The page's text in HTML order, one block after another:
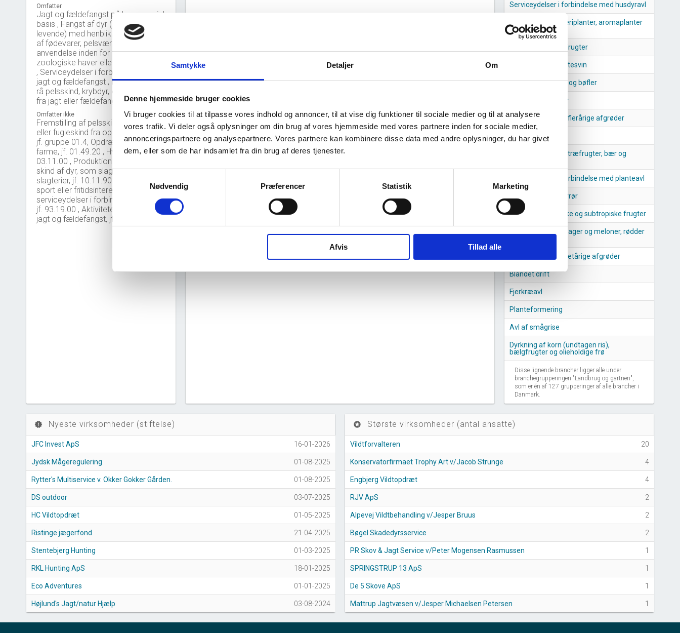
Samtykke Detaljer Om
Denne hjemmeside bruger cookies
Vi bruger cookies til at tilpasse vores indhold og annoncer, til at vise dig funktioner til sociale medier og til at analysere
vores trafik. Vi deler også oplysninger om din brug af vores hjemmeside med vores partnere inden for sociale medier,
annonceringspartnere og analysepartnere. Vores partnere kan kombinere disse data med andre oplysninger, du har givet
dem, eller som de har indsamlet fra din brug af deres tjenester.
Samtykkevalg
Nødvendig
Præferencer Statistik Marketing
Afvis Tillad alle
Omfatter
Jagt og fældefangst på kommerciel
basis , Fangst af dyr (døde eller
levende) med henblik på produktion
af fødevarer, pelsværk, skind eller
anvendelse inden for forskning, i
zoologiske haver eller som kæledyr
, Serviceydelser i forbindelse med
jagt og fældefangst , Fremstilling af
rå pelsskind, krybdyr, eller fugleskind
fra jagt eller fældefangst
Omfatter ikke
Fremstilling af pelsskind, krybdyr,
eller fugleskind fra opdrættede dyr,
jf. gruppe 01.4, Opdræt af vildtdyr på
farme, jf. 01.49.20 , Hvalfangst, jf.
03.11.00 , Produktion af huder og
skind af dyr, som slagtes på
slagterier, jf. 10.11.90 , Jagt som
sport eller fritidsinteresse og
serviceydelser i forbindelse hermed,
jf. 93.19.00 , Aktiviteter til fremme af
jagt og fældefangst, jf. 94.99.00
2016 2017 2018 2019 2020 2021 2022 2023 2024 2025 2026
7,5
10,0
Serviceydelser i forbindelse med husdyravl
Dyrkning af krydderiplanter, aromaplanter
og lægeplanter
Dyrkning af citrusfrugter
Produktion af slagtesvin
Avl af andet kvæg og bøfler
Avl af får og geder
Dyrkning af andre flerårige afgrøder
Dyrkning af tobak
Dyrkning af andre træfrugter, bær og
Serviceydelser i forbindelse med planteavl
Dyrkning af sukkerrør
Dyrkning af tropiske og subtropiske frugter
Dyrkning af grøntsager og meloner, rødder
Dyrkning af andre etårige afgrøder
Blandet drift
Fjerkræavl
Planteformering
Avl af smågrise
Dyrkning af korn (undtagen ris),
bælgfrugter og olieholdige frø
Disse lignende brancher ligger alle under
branchegrupperingen "Landbrug og gartneri",
som er én af 127 grupperinger af alle brancher i
Danmark.
new_releases Nyeste virksomheder (stiftelse)
JFC Invest ApS 16-01-2026
Jydsk Mågeregulering 01-08-2025
Rytter's Multiservice v. Okker Gokker Gården. 01-08-2025
DS outdoor 03-07-2025
HC Vildtopdræt 01-05-2025
Ristinge jægerfond 21-04-2025
Stentebjerg Hunting 01-03-2025
RKL Hunting ApS 18-01-2025
Eco Adventures 01-01-2025
Højlund's Jagt/natur Hjælp 03-08-2024
stars Største virksomheder (antal ansatte)
Vildtforvalteren 20
Konservatorfirmaet Trophy Art v/Jacob Strunge 4
Engbjerg Vildtopdræt 4
RJV ApS 2
Alpevej Vildtbehandling v/Jesper Bruus 2
Bøgel Skadedyrsservice 2
PR Skov & Jagt Service v/Peter Mogensen Rasmussen 1
SPRINGSTRUP 13 ApS 1
De 5 Skove ApS 1
Mattrup Jagtvæsen v/Jesper Michaelsen Petersen 1